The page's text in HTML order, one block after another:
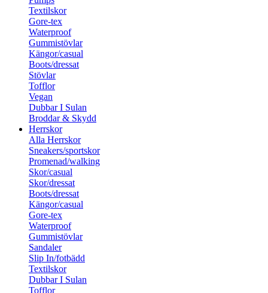
Textilskor
Gore-tex
Waterproof
Gummistövlar
Kängor/casual
Boots/dressat
Stövlar
Tofflor
Vegan
Dubbar I Sulan
Broddar & Skydd
Herrskor
Alla Herrskor
Sneakers/sportskor
Promenad/walking
Skor/casual
Skor/dressat
Boots/dressat
Kängor/casual
Gore-tex
Waterproof
Gummistövlar
Sandaler
Slip In/fotbädd
Textilskor
Dubbar I Sulan
Tofflor